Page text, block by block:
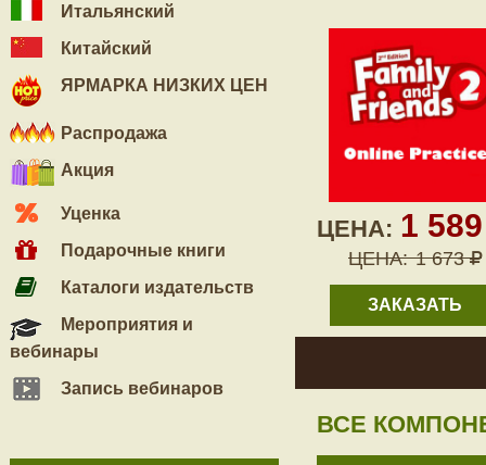
Итальянский
Китайский
ЯРМАРКА НИЗКИХ ЦЕН
Распродажа
Акция
Уценка
Подарочные книги
Каталоги издательств
Мероприятия и
вебинары
Запись вебинаров
ЦЕНА: 1
ЦЕНА: 1 673
ЗАКАЗАТЬ
ВСЕ